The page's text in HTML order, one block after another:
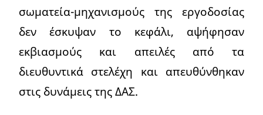
σωματεία-μηχανισμούς της εργοδοσίας
δεν έσκυψαν το κεφάλι, αψήφησαν
εκβιασμούς και απειλές από τα
διευθυντικά στελέχη και απευθύνθηκαν
στις δυνάμεις της ΔΑΣ.